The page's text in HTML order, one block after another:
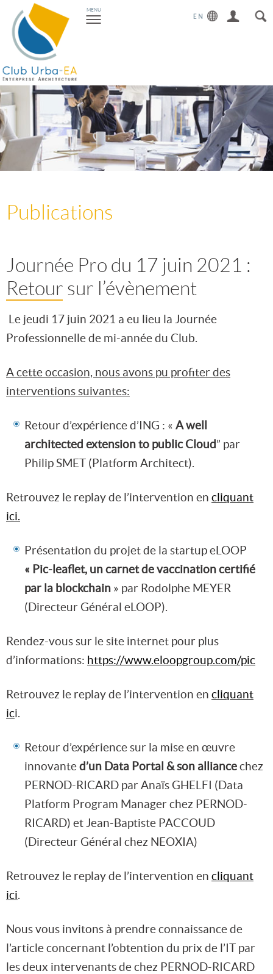
Toggle
navigation
MENU
Publications
Journée Pro du 17 juin 2021 :
Retour sur l’évènement
Le jeudi 17 juin 2021 a eu lieu la Journée
Professionnelle de mi-année du Club.
A cette occasion, nous avons pu profiter des
interventions suivantes:
Retour d’expérience d’ING : « A well
architected extension to public Cloud” par
Philip SMET (Platform Architect).
Retrouvez le replay de l’intervention en cliquant
ici.
Présentation du projet de la startup eLOOP
« Pic-leaflet, un carnet de vaccination certifié
par la blockchain » par Rodolphe MEYER
(Directeur Général eLOOP).
Rendez-vous sur le site internet pour plus
d’informations: https://www.eloopgroup.com/pic
Retrouvez le replay de l’intervention en cliquant
ici.
Retour d’expérience sur la mise en œuvre
innovanted’un Data Portal & son alliancechez
PERNOD-RICARD par Anaïs GHELFI (Data
Platform Program Manager chez PERNOD-
RICARD) et Jean-Baptiste PACCOUD
(Directeur Général chez NEOXIA)
Retrouvez le replay de l’intervention en cliquant
ici.
Nous vous invitons à prendre connaissance de
l’article concernant l’obtention du prix de l’IT par
les deux intervenants de chez PERNOD-RICARD